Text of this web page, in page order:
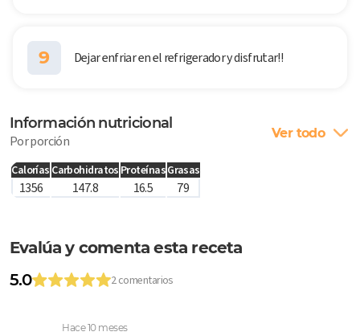
9 Dejar enfriar en el refrigerador y disfrutar!!
Información nutricional
Por porción Ver todo
Calorías Carbohidratos ProteínasGrasas
1356 147.8 16.5 79
Evalúa y comenta esta receta
5.0
2 comentarios
Hace 10 meses